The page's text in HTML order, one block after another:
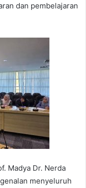
dan pembelajaran
Madya Dr. Nerda
menyeluruh